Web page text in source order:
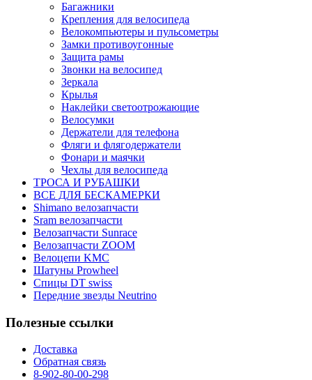
Багажники
Крепления для велосипеда
Велокомпьютеры и пульсометры
Замки противоугонные
Защита рамы
Звонки на велосипед
Зеркала
Крылья
Наклейки светоотрожающие
Велосумки
Держатели для телефона
Фляги и флягодержатели
Фонари и маячки
Чехлы для велосипеда
ТРОСА И РУБАШКИ
ВСЕ ДЛЯ БЕСКАМЕРКИ
Shimano велозапчасти
Sram велозапчасти
Велозапчасти Sunrace
Велозапчасти ZOOM
Велоцепи KMC
Шатуны Prowheel
Спицы DT swiss
Передние звезды Neutrino
Полезные ссылки
Доставка
Обратная связь
8-902-80-00-298